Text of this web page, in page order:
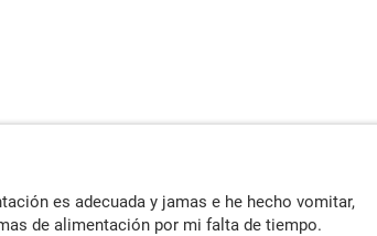
es adecuada y jamas e he hecho vomitar,
de alimentación por mi falta de tiempo.